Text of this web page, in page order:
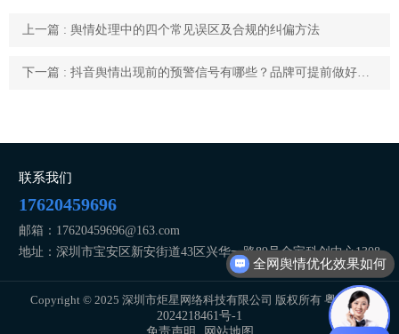
上一篇 : 舆情处理中的四个常见误区及合规的纠偏方法
下一篇 : 抖音舆情出现前的预警信号有哪些？品牌可提前做好的三件事
联系我们
17620459696
邮箱：17620459696@163.com
地址：深圳市宝安区新安街道43区兴华一路89号金宝科创中心1308
Copyright © 2025 深圳市炬星网络科技有限公司 版权所有 粤ICP备
2024218461号-1
全网舆情优化效果如何